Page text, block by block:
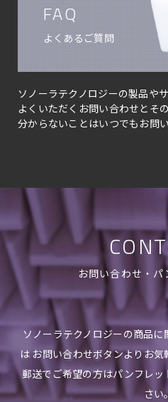
FAQ
よくあるご質問
ソノーラテクノロジーの製品や
よくいただくお問い合わせとそ
分からないことはいつでもお問
お問い合わせ・
ソノーラテクノロジーの商品
は お問い合わせボタンよりお
郵送でご希望の方はパンフレ
さい